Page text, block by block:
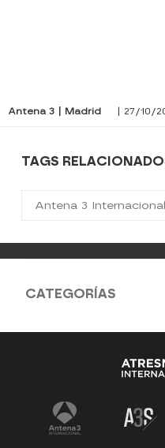
Antena 3 | Madrid | 27/10/
TAGS
Antena 3 Internacional
CATEGORÍAS
Antena 3 Noticias
La Ruleta de la
Pasapalabra